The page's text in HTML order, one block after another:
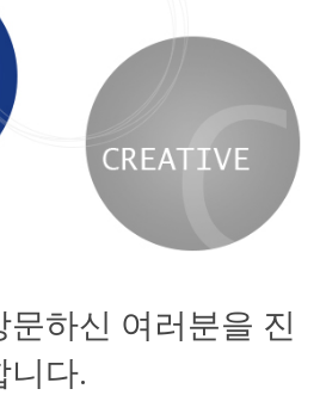
하신 여러분을 진
니다.